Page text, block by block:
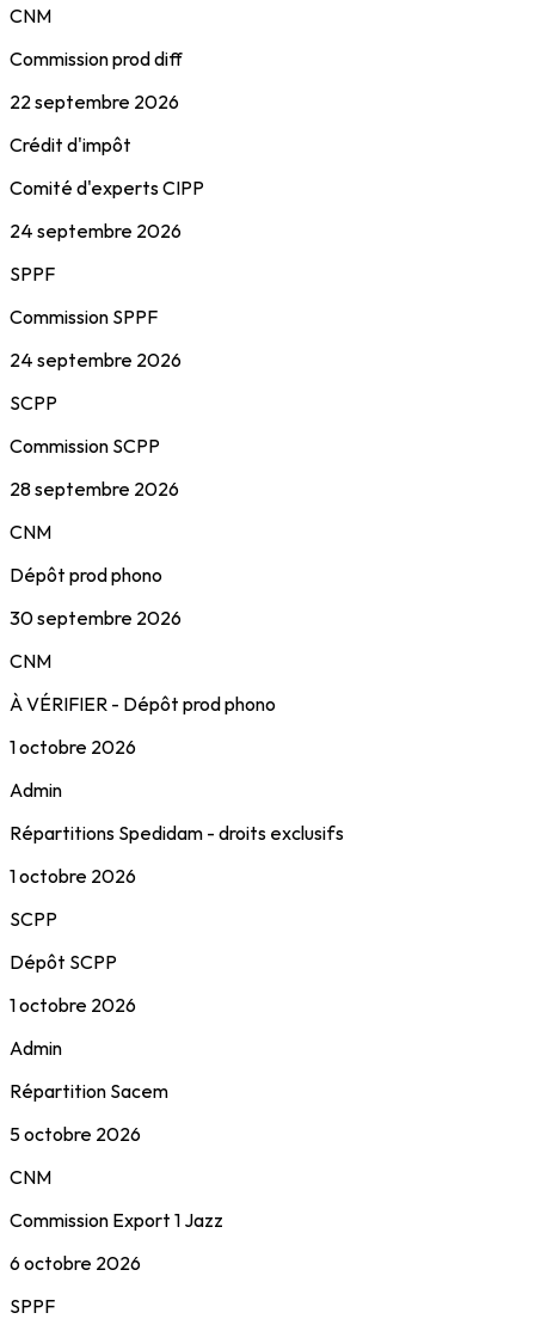
CNM
Commission prod diff
22 septembre 2026
Crédit d'impôt
Comité d'experts CIPP
24 septembre 2026
SPPF
Commission SPPF
24 septembre 2026
SCPP
Commission SCPP
28 septembre 2026
CNM
Dépôt prod phono
30 septembre 2026
CNM
À VÉRIFIER - Dépôt prod phono
1 octobre 2026
Admin
Répartitions Spedidam - droits exclusifs
1 octobre 2026
SCPP
Dépôt SCPP
1 octobre 2026
Admin
Répartition Sacem
5 octobre 2026
CNM
Commission Export 1 Jazz
6 octobre 2026
SPPF